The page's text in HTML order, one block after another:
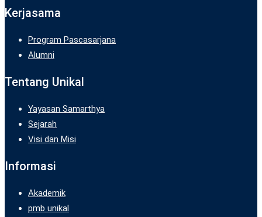
Kerjasama
Program Pascasarjana
Alumni
Tentang Unikal
Yayasan Samarthya
Sejarah
Visi dan Misi
Informasi
Akademik
pmb unikal